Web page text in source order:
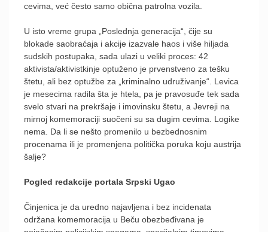
cevima, već često samo obična patrolna vozila.
U isto vreme grupa „Poslednja generacija“, čije su
blokade saobraćaja i akcije izazvale haos i više hiljada
sudskih postupaka, sada ulazi u veliki proces: 42
aktivista/aktivistkinje optuženo je prvenstveno za tešku
štetu, ali bez optužbe za „kriminalno udruživanje“. Levica
je mesecima radila šta je htela, pa je pravosuđe tek sada
svelo stvari na prekršaje i imovinsku štetu, a Jevreji na
mirnoj komemoraciji suočeni su sa dugim cevima. Logike
nema. Da li se nešto promenilo u bezbednosnim
procenama ili je promenjena politička poruka koju austrija
šalje?
Pogled redakcije portala Srpski Ugao
Činjenica je da uredno najavljena i bez incidenata
održana komemoracija u Beču obezbeđivana je